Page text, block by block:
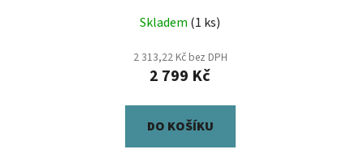
Skladem (1 ks)
2 313,22 Kč bez DPH
2 799 Kč
DO KOŠÍKU